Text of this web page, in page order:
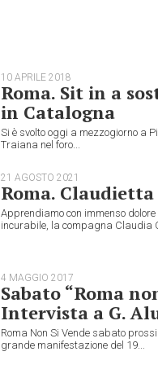
10 APRILE 2018
Roma. Sit in a
in Catalogna
Si è svolto oggi a mezzogiorno a
Traiana nel foro...
21 AGOSTO 2021
Roma.
Apprendiamo con immenso
incurabile, la compagna Claudia
4 MAGGIO 2017
Sabato “Roma
Intervista a G.
Roma Non Si Vende sabato
grande manifestazione del 19...